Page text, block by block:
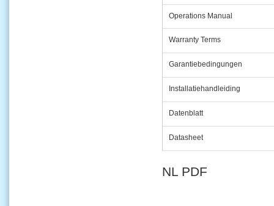
Operations Manual
Warranty Terms
Garantiebedingungen
Installatiehandleiding
Datenblatt
Datasheet
NL PDF​